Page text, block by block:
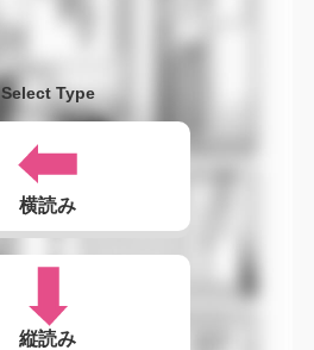
Select Type
横読み
縦読み